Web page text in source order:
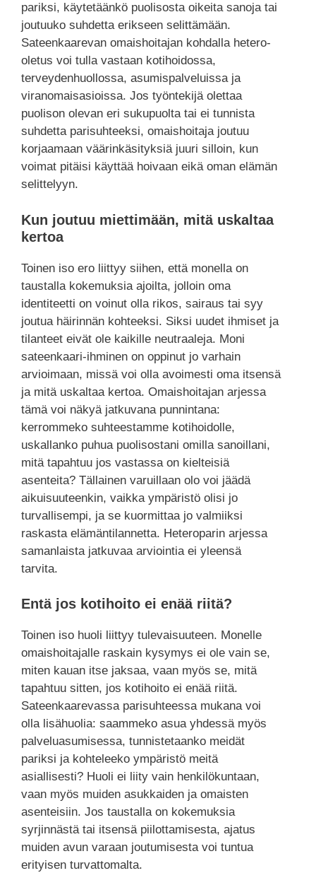
pariksi, käytetäänkö puolisosta oikeita sanoja tai
joutuuko suhdetta erikseen selittämään.
Sateenkaarevan omaishoitajan kohdalla hetero-
oletus voi tulla vastaan kotihoidossa,
terveydenhuollossa, asumispalveluissa ja
viranomaisasioissa. Jos työntekijä olettaa
puolison olevan eri sukupuolta tai ei tunnista
suhdetta parisuhteeksi, omaishoitaja joutuu
korjaamaan väärinkäsityksiä juuri silloin, kun
voimat pitäisi käyttää hoivaan eikä oman elämän
selittelyyn.
Kun joutuu miettimään, mitä uskaltaa
kertoa
Toinen iso ero liittyy siihen, että monella on
taustalla kokemuksia ajoilta, jolloin oma
identiteetti on voinut olla rikos, sairaus tai syy
joutua häirinnän kohteeksi. Siksi uudet ihmiset ja
tilanteet eivät ole kaikille neutraaleja. Moni
sateenkaari-ihminen on oppinut jo varhain
arvioimaan, missä voi olla avoimesti oma itsensä
ja mitä uskaltaa kertoa. Omaishoitajan arjessa
tämä voi näkyä jatkuvana punnintana:
kerrommeko suhteestamme kotihoidolle,
uskallanko puhua puolisostani omilla sanoillani,
mitä tapahtuu jos vastassa on kielteisiä
asenteita? Tällainen varuillaan olo voi jäädä
aikuisuuteenkin, vaikka ympäristö olisi jo
turvallisempi, ja se kuormittaa jo valmiiksi
raskasta elämäntilannetta. Heteroparin arjessa
samanlaista jatkuvaa arviointia ei yleensä
tarvita.
Entä jos kotihoito ei enää riitä?
Toinen iso huoli liittyy tulevaisuuteen. Monelle
omaishoitajalle raskain kysymys ei ole vain se,
miten kauan itse jaksaa, vaan myös se, mitä
tapahtuu sitten, jos kotihoito ei enää riitä.
Sateenkaarevassa parisuhteessa mukana voi
olla lisähuolia: saammeko asua yhdessä myös
palveluasumisessa, tunnistetaanko meidät
pariksi ja kohteleeko ympäristö meitä
asiallisesti? Huoli ei liity vain henkilökuntaan,
vaan myös muiden asukkaiden ja omaisten
asenteisiin. Jos taustalla on kokemuksia
syrjinnästä tai itsensä piilottamisesta, ajatus
muiden avun varaan joutumisesta voi tuntua
erityisen turvattomalta.